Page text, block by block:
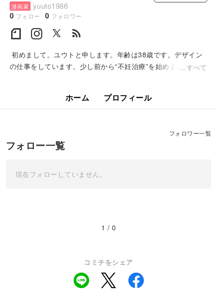
漫画家 yuuto1986
0 フォロー 0 フォロワー
rss_feed
初めまして。ユウトと申します。年齢は38歳です。デザイン
の仕事をしています。少し前から“不妊治療”を始めました。知
すべて
ホーム プロフィール
フォロー一覧
フォロワー一覧
現在フォローしていません。
1 / 0
コミチをシェア